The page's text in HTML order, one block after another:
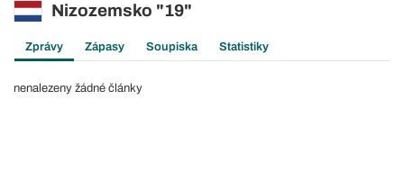
Nizozemsko "19"
Zprávy Zápasy Soupiska Statistiky
nenalezeny žádné články